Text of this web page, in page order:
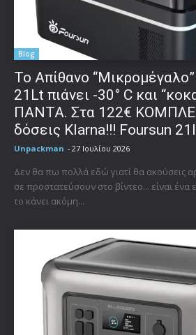
Blog
Το Απίθανο
21Lt πιάνει -30° C και
ΠΑΝΤΑ. Στα 122€ ΚΟΜΠΛΕ
δόσεις Klarna!!! Foursun
Unpackman - 27 Ιουλίου 2026
Δεν θα πω πολλά εδώ γιατί θα ακούσεις
σε προστατεύσουν στο βίντεο... είναι ένα
το κάνει ακόμη...